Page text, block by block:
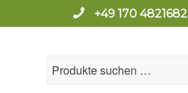
+49 170 4821682